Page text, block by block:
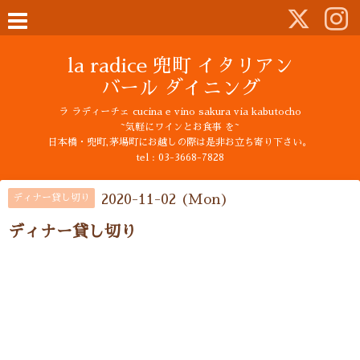
la radice 兜町 イタリアン
バール ダイニング
ラ ラディーチェ cucina e vino sakura via kabutocho
~気軽にワインとお食事 を~
日本橋・兜町,茅場町にお越しの際は是非お立ち寄り下さい。
tel : 03-3668-7828
ディナー貸し切り 2020-11-02 (Mon)
ディナー貸し切り